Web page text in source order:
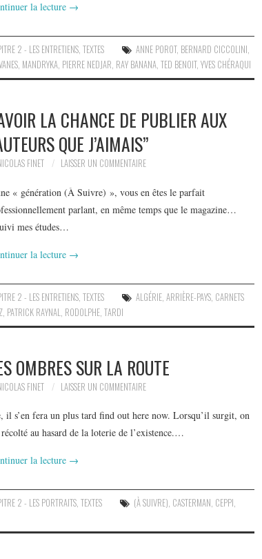
la lecture →
2 - LES ENTRETIENS,TEXTES ANNE POROT, BERNARD CICCOLINI,
, MANDRYKA, PIERRE NEDJAR, RAY BANANA, TED BENOIT, YVES CHÉRAQUI
LA CHANCE DE PUBLIER AUX
QUE J’AIMAIS”
FINET LAISSER UN COMMENTAIRE
« génération (À Suivre) », vous en êtes le parfait
parlant, en même temps que le magazine…
mes études…
la lecture →
2 - LES ENTRETIENS ,TEXTES ALGÉRIE ,ARRIÈRE-PAYS CARNETS
PATRICK RAYNAL RODOLPHE TARDI
OMBRES SUR LA ROUTE
FINET LAISSER UN COMMENTAIRE
s’en fera un plus tard find out here now. Lorsqu’il surgit, on
au hasard de la loterie de l’existence.…
la lecture →
2 - LES PORTRAITS,TEXTES (À SUIVRE), CASTERMAN, CEPPI,